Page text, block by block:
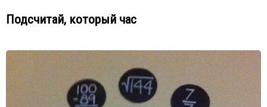
Подсчитай, который час